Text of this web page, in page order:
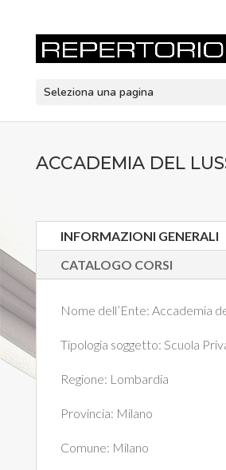
Seleziona una pagina
ACCADEMIA DEL
INFORMAZIONI GENERALI
CATALOGO CORSI
Nome dell’Ente: Accademia
Tipologia soggetto: Scuola
Regione: Lombardia
Provincia: Milano
Comune: Milano